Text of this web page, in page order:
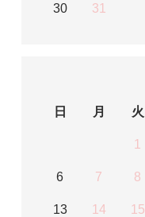
30 31
日
月 火
1
6 7 8
13 14 15